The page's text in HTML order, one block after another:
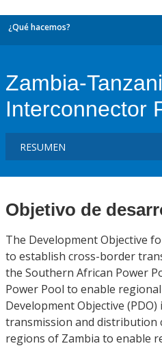
¿Qué hacemos?
Zambia-
Interconnector
Objetivo de
The Development Objective
to establish cross-border
the Southern African Power
Power Pool to enable
Development Objective
transmission and distribution
regions of Zambia to enable